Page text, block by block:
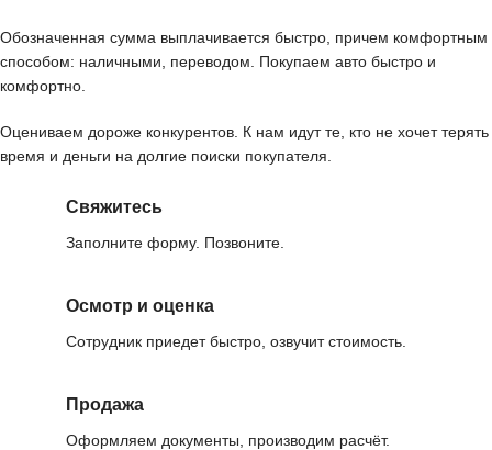
Обозначенная сумма выплачивается быстро, причем комфортным
способом: наличными, переводом. Покупаем авто быстро и
комфортно.
Оцениваем дороже конкурентов. К нам идут те, кто не хочет терять
время и деньги на долгие поиски покупателя.
Свяжитесь
Заполните форму. Позвоните.
Осмотр и оценка
Сотрудник приедет быстро, озвучит стоимость.
Продажа
Оформляем документы, производим расчёт.